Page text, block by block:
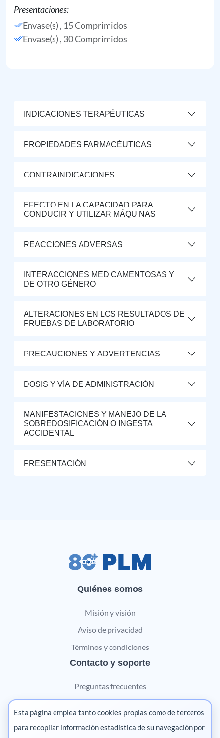
Presentaciones:
Envase(s) , 15 Comprimidos
Envase(s) , 30 Comprimidos
INDICACIONES TERAPÉUTICAS
PROPIEDADES FARMACÉUTICAS
CONTRAINDICACIONES
EFECTO EN LA CAPACIDAD PARA
CONDUCIR Y UTILIZAR MÁQUINAS
REACCIONES ADVERSAS
INTERACCIONES MEDICAMENTOSAS Y
DE OTRO GÉNERO
ALTERACIONES EN LOS RESULTADOS DE
PRUEBAS DE LABORATORIO
PRECAUCIONES Y ADVERTENCIAS
DOSIS Y VÍA DE ADMINISTRACIÓN
MANIFESTACIONES Y MANEJO DE LA
SOBREDOSIFICACIÓN O INGESTA
ACCIDENTAL
PRESENTACIÓN
Quiénes somos
Misión y visión
Aviso de privacidad
Términos y condiciones
Contacto y soporte
Preguntas frecuentes
Contáctanos
Marketing digital
Esta página emplea tanto cookies propias como de terceros
para recopilar información estadística de su navegación por